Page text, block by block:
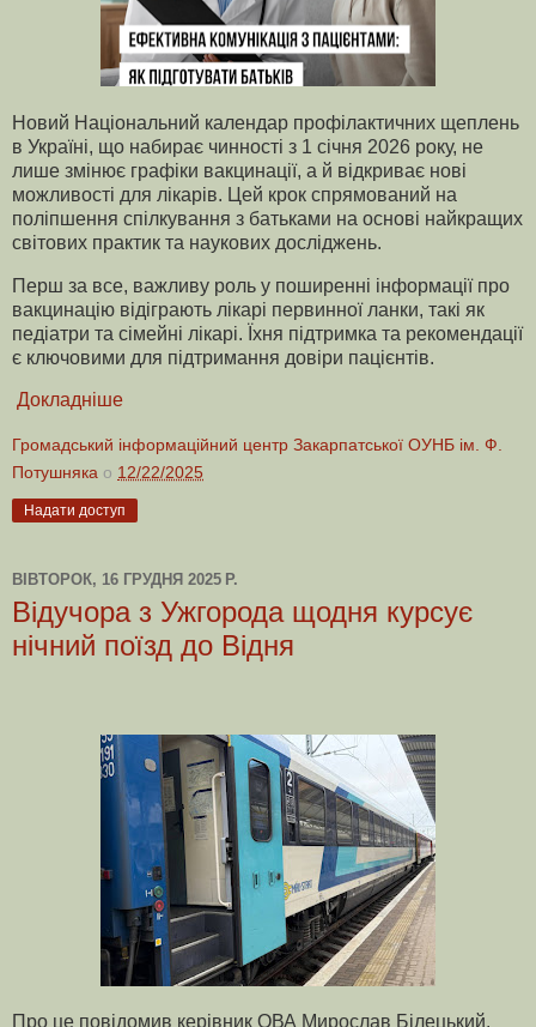
Новий Національний календар профілактичних щеплень
в Україні, що набирає чинності з 1 січня 2026 року, не
лише змінює графіки вакцинації, а й відкриває нові
можливості для лікарів. Цей крок спрямований на
поліпшення спілкування з батьками на основі найкращих
світових практик та наукових досліджень.
Перш за все, важливу роль у поширенні інформації про
вакцинацію відіграють лікарі первинної ланки, такі як
педіатри та сімейні лікарі. Їхня підтримка та рекомендації
є ключовими для підтримання довіри пацієнтів.
Докладніше
Громадський інформаційний центр Закарпатської ОУНБ ім. Ф.
Потушняка о 12/22/2025
Надати доступ
ВІВТОРОК, 16 ГРУДНЯ 2025 Р.
Відучора з Ужгорода щодня курсує
нічний поїзд до Відня
Про це повідомив керівник ОВА Мирослав Білецький.